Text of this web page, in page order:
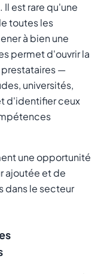
est rare qu'une
toutes les
à bien une
permet d'ouvrir la
—
universités,
d'identifier ceux
une opportunité
ajoutée et de
dans le secteur